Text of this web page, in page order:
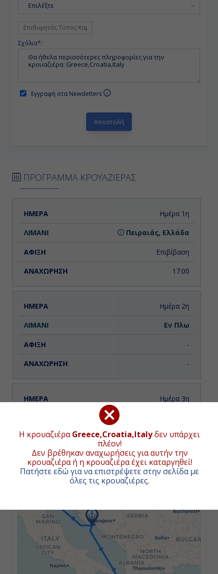
Η κρουαζιέραGreece,Croatia,Italyδεν υπάρχει
πλέον!
Δεν βρέθηκαν αναχωρήσεις για αυτήν την
κρουαζιέρα ή η κρουαζιέρα έχει καταργηθεί!
Πατήστε εδώ για να επιστρέψετε στην σελίδα με
όλες τις κρουαζιέρες.
Επιλέξτε
Σχόλια*:
Εγγραφή στα Newsletters
ΠΡΟΓΡΑΜΜΑ ΚΡΟΥΑΖΙΕΡΑΣ
ΗΜΕΡΑ ΑΝΑΧΩΡΗΣΗ
Ημέρα 1η
Πειραιάς, Ελλάδα
Επιβίβαση
17:00
Ημέρα 2η
Εν Πλω
-
-
Ημέρα 3η
07:30
16:00
Βενετία, Ιταλία
Αποβίβαση
ΧΑΡΤΗΣ ΚΡΟΥΑΖΙΕΡΑΣ
Συνολική απόσταση κρουαζιέρας:
(1638χλμ.)
+